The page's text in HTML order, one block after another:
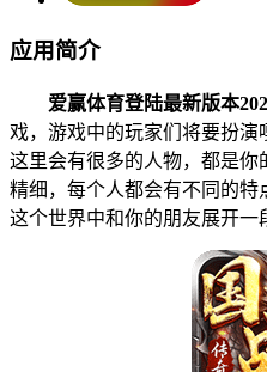
应用简介
爱赢体育登陆最新版本
戏，游戏中的玩家们将要扮演
这里会有很多的人物，都是
精细，每个人都会有不同的
这个世界中和你的朋友展开一